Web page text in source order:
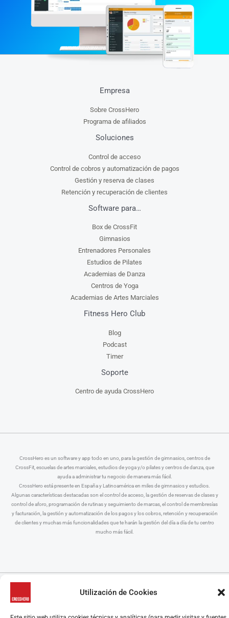
Utilización de Cookies
Empresa
Sobre CrossHero
Programa de afiliados
Soluciones
Control de acceso
Control de cobros y automatización de pagos
Gestión y reserva de clases
Retención y recuperación de clientes
Software para…
Box de CrossFit
Gimnasios
Entrenadores Personales
Estudios de Pilates
Academias de Danza
Centros de Yoga
Academias de Artes Marciales
Fitness Hero Club
Blog
Podcast
Timer
Soporte
Centro de ayuda CrossHero
CrossHero es un software y app todo en uno, para la gestión de gimnasios, centros de
CrossFit, escuelas de artes marciales, estudios de yoga y/o pilates y centros de danza, que
ayuda a administrar tu negocio de manera más fácil.
CrossHero está presente en España y Latinoamérica en miles de gimnasios y estudios.
Algunas características destacadas son el control de acceso, la gestión de reservas de clases y
control de aforo, programación de rutinas y seguimiento de marcas, el control de membresías
y facturación, la gestión y automatización de los pagos y los cobros, retención y recuperación
de clientes y muchas más funcionalidades que te harán la gestión del día a día de tu centro
mucho más fácil.
personales